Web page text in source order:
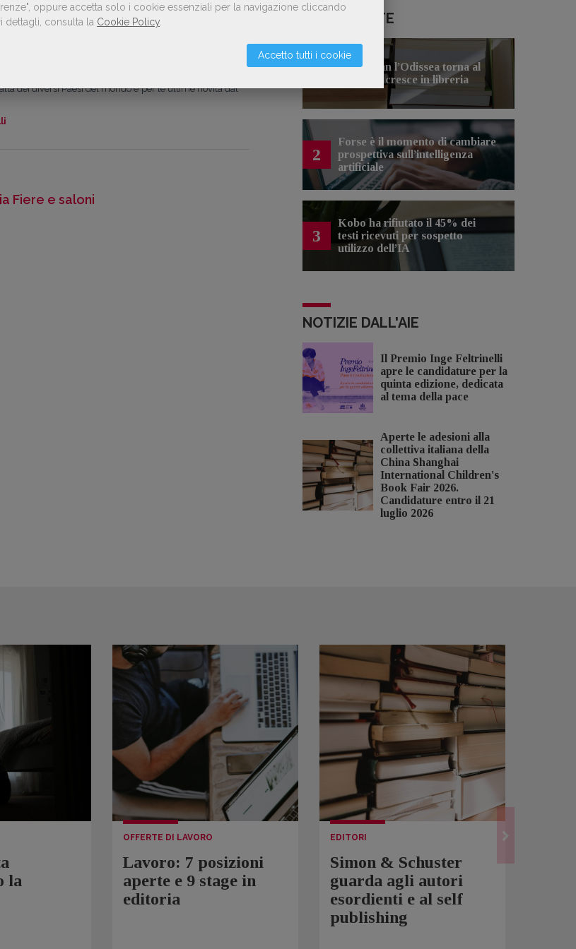
oppure accetta solo i cookie essenziali per la navigazione cliccando
dettagli, consulta la Cookie Policy
Accetto tutti i cookie
della provincia di Modena. Dopo la laurea in
accademico svolta presso l’Università di Bologna, ho
Cattolica di Milano e ho lavorato diversi anni alla
mondo editoriale nelle sue diverse sfaccettature, con
dei diversi Paesi del mondo e per le ultime novità dal
Fiere e saloni
LE PIÙ LETTE
1
Con Nolan l’Odissea torna al
cinema e cresce in libreria
2
Forse è il momento di cambiare
prospettiva sull’intelligenza
artificiale
3
Kobo ha rifiutato il 45% dei
testi ricevuti per sospetto
utilizzo dell’IA
NOTIZIE DALL'AIE
Il Premio Inge Feltrinelli
apre le candidature per la
quinta edizione, dedicata
al tema della pace
Aperte le adesioni alla
collettiva italiana della
China Shanghai
International Children's
Book Fair 2026.
Candidature entro il 21
luglio 2026
la
OFFERTE DI LAVORO
Lavoro: 7 posizioni
aperte e 9 stage in
editoria
EDITORI
Simon & Schuster
guarda agli autori
esordienti e al self
publishing